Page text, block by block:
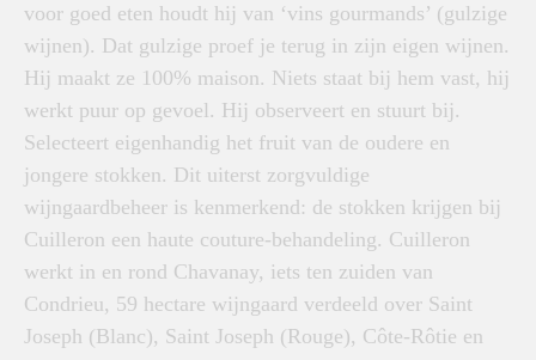
voor goed eten houdt hij van ‘vins gourmands’ (gulzige
wijnen). Dat gulzige proef je terug in zijn eigen wijnen.
Hij maakt ze 100% maison. Niets staat bij hem vast, hij
werkt puur op gevoel. Hij observeert en stuurt bij.
Selecteert eigenhandig het fruit van de oudere en
jongere stokken. Dit uiterst zorgvuldige
wijngaardbeheer is kenmerkend: de stokken krijgen bij
Cuilleron een haute couture-behandeling. Cuilleron
werkt in en rond Chavanay, iets ten zuiden van
Condrieu, 59 hectare wijngaard verdeeld over Saint
Joseph (Blanc), Saint Joseph (Rouge), Côte-Rôtie en